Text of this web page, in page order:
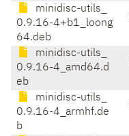
minidisc-utils_
0.9.16-4+b1_loong
64.deb
minidisc-utils_
0.9.16-4_amd64.d
eb
minidisc-utils_
0.9.16-4_armhf.de
b